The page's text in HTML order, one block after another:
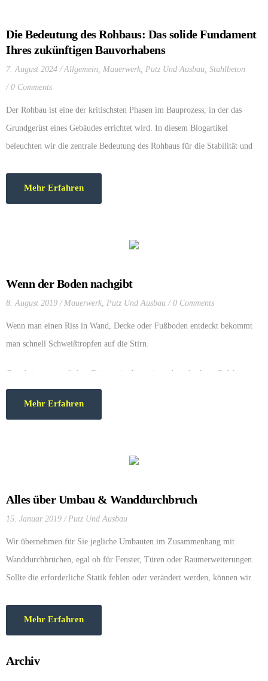
Die Bedeutung des Rohbaus: Das solide Fundament
Ihres zukünftigen Bauvorhabens
7. August 2024 Allgemein, Mauerwerk, Putz Und Ausbau, Stahlbeton
0 Comments
Der Rohbau ist eine der kritischsten Phasen im Bauprozess, in der das
Grundgerüst eines Gebäudes errichtet wird. In diesem Blogartikel
beleuchten wir die zentrale Bedeutung des Rohbaus für die Stabilität und
Mehr Erfahren
Wenn der Boden nachgibt
8. August 2019 Mauerwerk, Putz Und Ausbau 0 Comments
Wenn man einen Riss in Wand, Decke oder Fußboden entdeckt bekommt
man schnell Schweißtropfen auf die Stirn.
Gerade in sommerlichen Zeiten wie diesen jetzt, besteht diese Gefahr
akuter als in anderen Jahreszeiten. Wir haben einen spannenden Artikel auf
Mehr Erfahren
Alles über Umbau & Wanddurchbruch
15. Januar 2019 Putz Und Ausbau
Wir übernehmen für Sie jegliche Umbauten im Zusammenhang mit
Wanddurchbrüchen, egal ob für Fenster, Türen oder Raumerweiterungen.
Sollte die erforderliche Statik fehlen oder verändert werden, können wir
Mehr Erfahren
Archiv